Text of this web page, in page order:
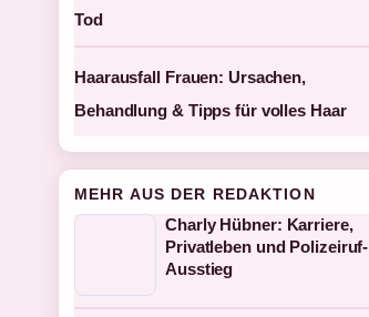
Tod
Haarausfall Frauen: Ursachen,
Behandlung & Tipps für volles Haar
MEHR AUS DER REDAKTION
Charly Hübner: Karriere,
Privatleben und Polizeiruf-
Ausstieg